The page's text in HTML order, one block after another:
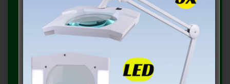
บริษัท เอาท์ดอร์วิชั่น จำกัด
2358/2 ถ.ลาดพร้าว แขวงพลับพลา
โทรศัพท์ 081-7682866, 095-3716866